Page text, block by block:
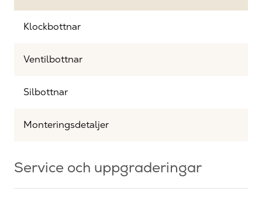
Klockbottnar
Ventilbottnar
Silbottnar
Monteringsdetaljer
Service och uppgraderingar